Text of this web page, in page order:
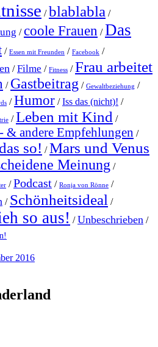
/blablabla /
/coole Frauen /Das
/ Essen mit Freunden / Facebook /
/Filme / Fitness /Frau arbeitet
/ Gastbeitrag / Gewaltbeziehung /
/Humor /Iss das (nicht)! /
/Leben mit Kind /
& andere Empfehlungen /
so! /Mars und Venus
Meinung /
/Podcast / Ronja von Rönne /
/ Schönheitsideal /
so aus! /Unbeschrieben /
2016